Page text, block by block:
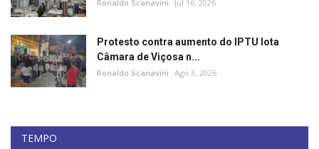
Ronaldo Scanavini Jul 16, 2026
Protesto contra aumento do IPTU lota
Câmara de Viçosa n...
Ronaldo Scanavini Ago 3, 2026
TEMPO